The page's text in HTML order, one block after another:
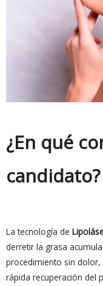
¿En qué
candidato?
La tecnología de
derretir la grasa
procedimiento sin dolor,
rápida recuperación del